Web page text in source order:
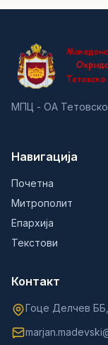
МПЦ - ОА Тетовско
Навигација
Почетна
Митрополит
Епархија
Текстови
Контакт
Гоце Делчев